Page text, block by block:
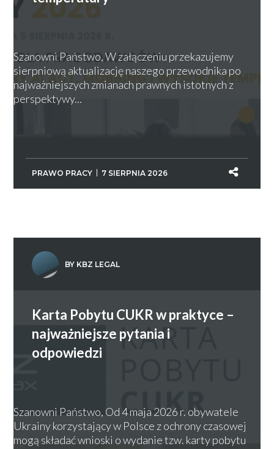
Szanowni Państwo, W załączeniu przekazujemy
sierpniową aktualizację naszego przewodnika po
najważniejszych zmianach prawnych istotnych z
perspektywy...
PRAWO PRACY 7 SIERPNIA 2026
BY KBZ LEGAL
Karta Pobytu CUKR w praktyce –
najważniejsze pytania i
odpowiedzi
Szanowni Państwo, Od 4 maja 2026 r. obywatele
Ukrainy korzystający w Polsce z ochrony czasowej
mogą składać wnioski o wydanie tzw. karty pobytu